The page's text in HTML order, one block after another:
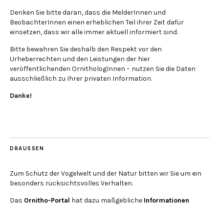
Denken Sie bitte daran, dass die MelderInnen und
BeobachterInnen einen erheblichen Teil ihrer Zeit dafür
einsetzen, dass wir alle immer aktuell informiert sind.
Bitte bewahren Sie deshalb den Respekt vor den
Urheberrechten und den Leistungen der hier
veröffentlichenden OrnithologInnen – nutzen Sie die Daten
ausschließlich zu Ihrer privaten Information.
Danke!
DRAUSSEN
Zum Schutz der Vogelwelt und der Natur bitten wir Sie um ein
besonders rücksichtsvolles Verhalten.
Das Ornitho-Portal hat dazu maßgebliche Informationen